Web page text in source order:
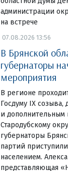
администрации
на встрече
07.08.2026 13:56
В Брянской
губернаторы
мероприятия
В регионе
Госдуму IX
и дополнительным
Стародубскому
губернаторы
партий
населением.
представляющая